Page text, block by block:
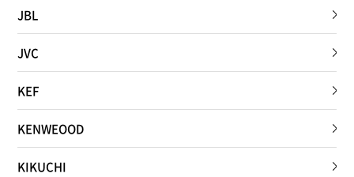
JBL
JVC
KEF
KENWEOOD
KIKUCHI